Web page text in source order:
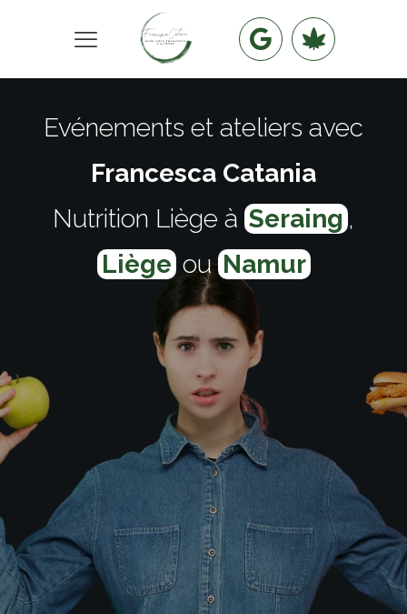
Evénements et ateliers avec
Francesca Catania
Nutrition Liège à Seraing ,
Liègeou Namur